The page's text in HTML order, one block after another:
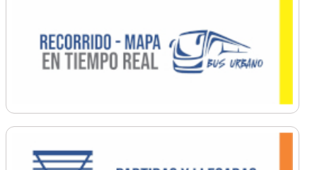
Ordenamiento
Promoción Social
Salud
Secretaría General